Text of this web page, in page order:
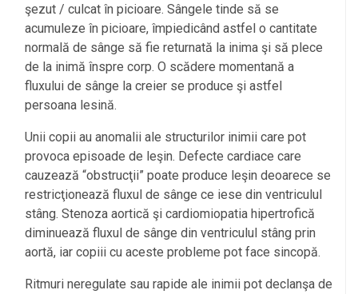
şezut / culcat în picioare. Sângele tinde să se
acumuleze în picioare, împiedicând astfel o cantitate
normală de sânge să fie returnată la inima şi să plece
de la inimă înspre corp. O scădere momentană a
fluxului de sânge la creier se produce şi astfel
persoana lesină.
Unii copii au anomalii ale structurilor inimii care pot
provoca episoade de leşin. Defecte cardiace care
cauzează “obstrucţii” poate produce leşin deoarece se
restricţionează fluxul de sânge ce iese din ventriculul
stâng. Stenoza aortică şi cardiomiopatia hipertrofică
diminuează fluxul de sânge din ventriculul stâng prin
aortă, iar copiii cu aceste probleme pot face sincopă.
Ritmuri neregulate sau rapide ale inimii pot declanşa de